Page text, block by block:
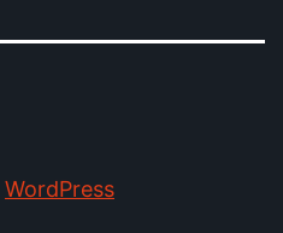
WordPress